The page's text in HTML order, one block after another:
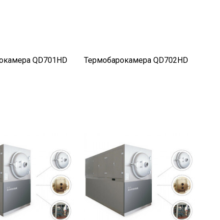
QD701HD Термобарокамера QD702HD